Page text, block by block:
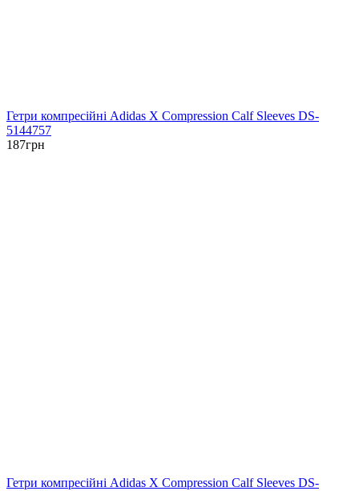
Гетри компресійні Adidas X Compression Calf Sleeves DS-
5144757
187грн
Гетри компресійні Adidas X Compression Calf Sleeves DS-